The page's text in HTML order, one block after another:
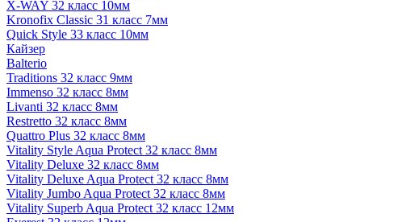
X-WAY 32 класс 10мм
Kronofix Classic 31 класс 7мм
Quick Style 33 класс 10мм
Кайзер
Balterio
Traditions 32 класс 9мм
Immenso 32 класс 8мм
Livanti 32 класс 8мм
Restretto 32 класс 8мм
Quattro Plus 32 класс 8мм
Vitality Style Aqua Protect 32 класс 8мм
Vitality Deluxe 32 класс 8мм
Vitality Deluxe Aqua Protect 32 класс 8мм
Vitality Jumbo Aqua Protect 32 класс 8мм
Vitality Superb Aqua Protect 32 класс 12мм